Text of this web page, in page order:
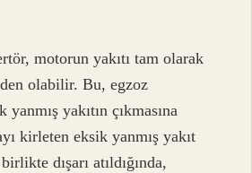
motorun yakıtı tam olarak
olabilir. Bu, egzoz
yakıtın çıkmasına
kirleten eksik yanmış yakıt
dışarı atıldığında,